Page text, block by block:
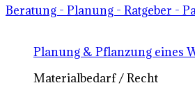
Beratung - Planung - Ratgeber -
Planung & Pflanzung eines
Materialbedarf / Recht